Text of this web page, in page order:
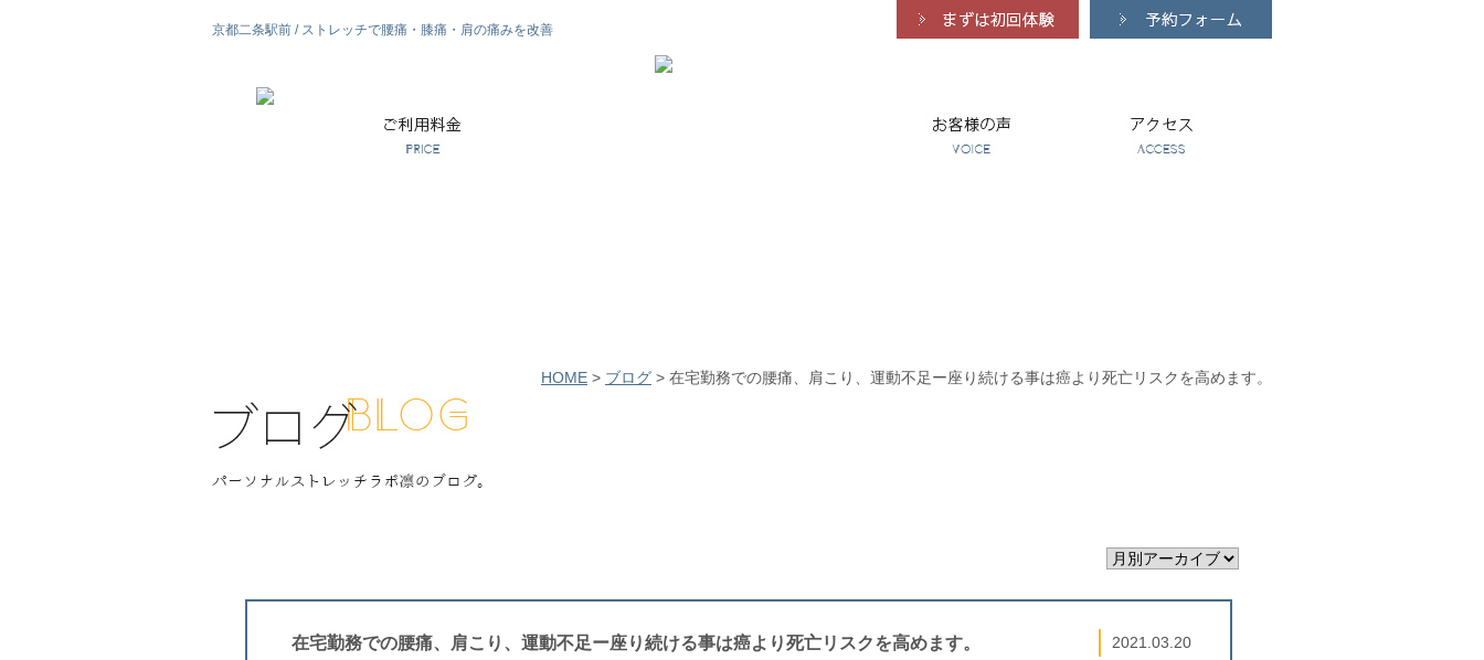
京都二条駅前 / ストレッチで腰痛・膝痛・肩の痛みを改善
HOME > ブログ > 在宅勤務での腰痛、肩こり、運動不足ー座り続ける事は癌より死亡リスクを高めます。
2021.03.20
在宅勤務での腰痛、肩こり、運動不足ー座り続ける事は癌より死亡リスクを高めます。